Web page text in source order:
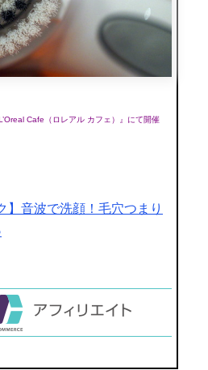
Cafe（ロレアル カフェ）』にて開催
音波で洗顔！毛穴つまり